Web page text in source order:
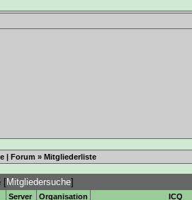
| Forum » Mitgliederliste
[Mitgliedersuche]
Server Organisation ICQ